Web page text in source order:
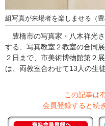
組写真が来場者を楽しませる（豊
豊橋市の写真家・八木祥光
する、写真教室２教室の合同
２日まで、市美術博物館第２
は、両教室合わせて13人の生
この記事は
会員登録すると続